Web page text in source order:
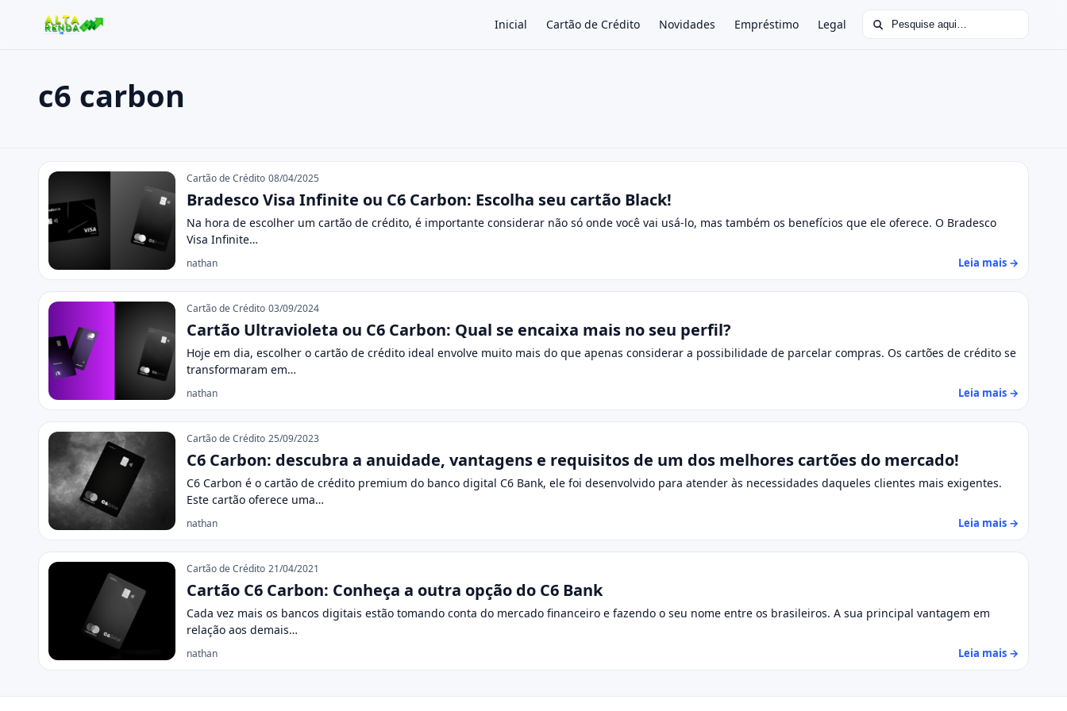
Inicial Cartão de Crédito Novidades Empréstimo Legal Buscar por:
Buscar no site
Pressione Enter para buscar ou ESC para fechar.
c6 carbon
c6 carbon Cartão de Crédito 08/04/2025
Bradesco Visa Infinite ou C6 Carbon: Escolha seu cartão Black!
Na hora de escolher um cartão de crédito, é importante considerar não só onde você vai usá-lo, mas também os benefícios que ele oferece. O Bradesco
Visa Infinite…
nathan Leia mais →
Cartão de Crédito 03/09/2024
Cartão Ultravioleta ou C6 Carbon: Qual se encaixa mais no seu perfil?
Hoje em dia, escolher o cartão de crédito ideal envolve muito mais do que apenas considerar a possibilidade de parcelar compras. Os cartões de crédito se
transformaram em…
nathan Leia mais →
Cartão de Crédito 25/09/2023
C6 Carbon: descubra a anuidade, vantagens e requisitos de um dos melhores cartões do mercado!
C6 Carbon é o cartão de crédito premium do banco digital C6 Bank, ele foi desenvolvido para atender às necessidades daqueles clientes mais exigentes.
Este cartão oferece uma…
nathan Leia mais →
Cartão de Crédito 21/04/2021
Cartão C6 Carbon: Conheça a outra opção do C6 Bank
Cada vez mais os bancos digitais estão tomando conta do mercado financeiro e fazendo o seu nome entre os brasileiros. A sua principal vantagem em
relação aos demais…
nathan Leia mais →